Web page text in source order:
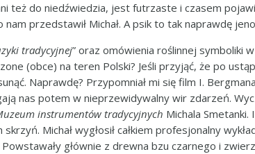
też do niedźwiedzia, jest futrzaste i czasem
przedstawił Michał. A psik to tak naprawdę
tradycyjnej” oraz omówienia roślinnej symboliki
(obce) na teren Polski? Jeśli przyjąć, że po
Naprawdę? Przypomniał mi się film I.
nas potem w nieprzewidywalny wir zdarzeń.
instrumentów tradycyjnych Michala
Michał wygłosił całkiem profesjonalny
głównie z drewna bzu czarnego i